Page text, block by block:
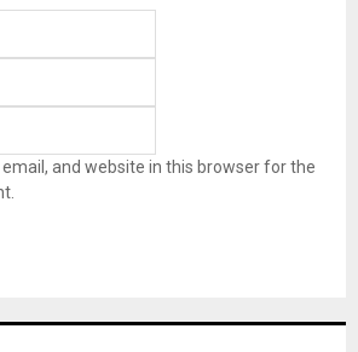
and website in this browser for the